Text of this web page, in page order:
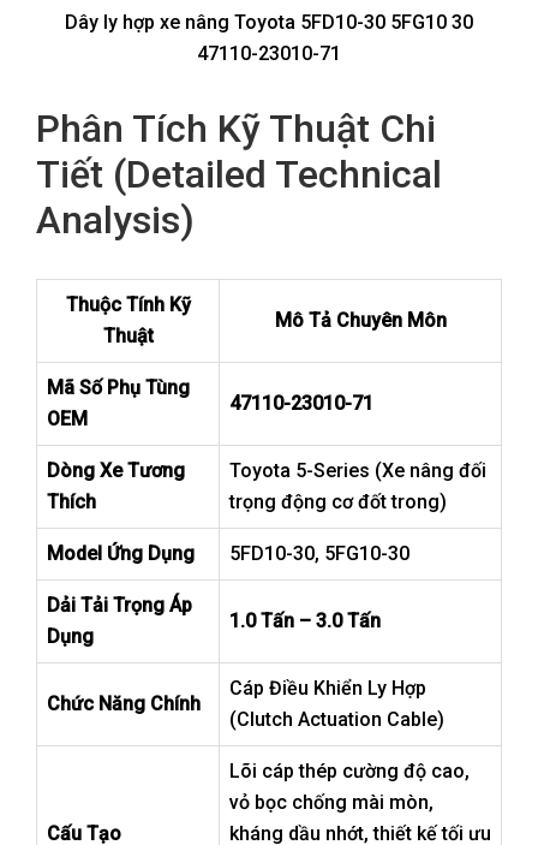
Dây ly hợp xe nâng Toyota 5FD10-30 5FG10 30
47110-23010-71
Phân Tích Kỹ Thuật Chi
Tiết (Detailed Technical
Analysis)
Thuộc Tính Kỹ
Thuật
Mô Tả Chuyên Môn
Mã Số Phụ Tùng
OEM
47110-23010-71
Dòng Xe Tương
Thích
Toyota 5-Series (Xe nâng đối
trọng động cơ đốt trong)
Model Ứng Dụng 5FD10-30, 5FG10-30
Dải Tải Trọng Áp
Dụng
1.0 Tấn – 3.0 Tấn
Chức Năng Chính
Cáp Điều Khiển Ly Hợp
(Clutch Actuation Cable)
Cấu Tạo
Lõi cáp thép cường độ cao,
vỏ bọc chống mài mòn,
kháng dầu nhớt, thiết kế tối ưu